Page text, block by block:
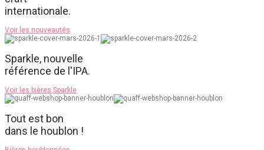
internationale.
Voir les nouveautés
Sparkle, nouvelle
référence de l'IPA.
Voir les bières Sparkle
Tout est bon
dans le houblon !